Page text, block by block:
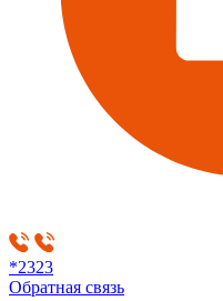
*2323
Обратная связь